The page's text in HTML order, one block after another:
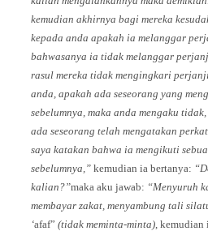
kemudian akhirnya bagi mereka
kepada anda apakah ia melanggar
bahwasanya ia tidak melanggar
rasul mereka tidak mengingkari
anda, apakah ada seseorang yang
sebelumnya, maka anda mengaku
ada seseorang telah mengatakan
saya katakan bahwa ia mengikuti
sebelumnya,” kemudian ia bertanya:
kalian?”maka aku jawab: “Menyuruh
membayar zakat, menyambung tali
‘afaf” (tidak meminta-minta) ,